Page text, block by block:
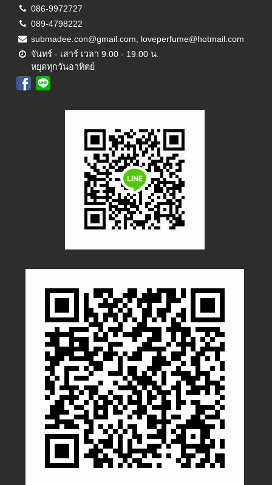
086-9972727
089-4798222
submadee.con@gmail.com, loveperfume@hotmail.com
จันทร์ - เสาร์ เวลา 9.00 - 19.00 น.
หยุดทุกวันอาทิตย์